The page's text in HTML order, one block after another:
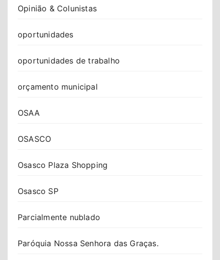
Opinião & Colunistas
oportunidades
oportunidades de trabalho
orçamento municipal
OSAA
OSASCO
Osasco Plaza Shopping
Osasco SP
Parcialmente nublado
Paróquia Nossa Senhora das Graças.